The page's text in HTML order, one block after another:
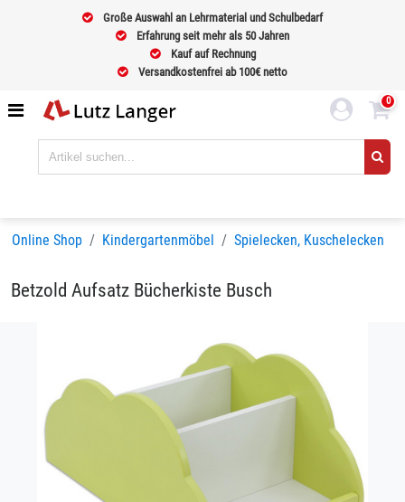
Große Auswahl an Lehrmaterial und Schulbedarf
Erfahrung seit mehr als 50 Jahren
Kauf auf Rechnung
Versandkostenfrei ab 100€ netto
0
Online Shop Kindergartenmöbel Spielecken, Kuschelecken
Betzold Aufsatz Bücherkiste Busch